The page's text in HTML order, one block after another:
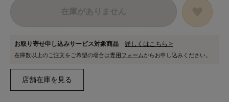
お取り寄せ申し込みサービス対象商品 詳しくはこちら >
在庫数以上のご注文をご希望の場合は専用フォームからお申し込みください。